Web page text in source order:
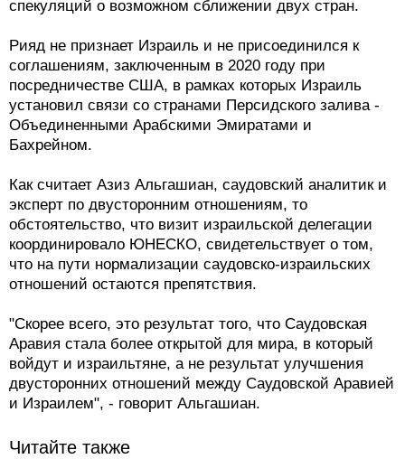
спекуляций о возможном сближении двух стран.
Рияд не признает Израиль и не присоединился к
соглашениям, заключенным в 2020 году при
посредничестве США, в рамках которых Израиль
установил связи со странами Персидского залива -
Объединенными Арабскими Эмиратами и
Бахрейном.
Как считает Азиз Альгашиан, саудовский аналитик и
эксперт по двусторонним отношениям, то
обстоятельство, что визит израильской делегации
координировало ЮНЕСКО, свидетельствует о том,
что на пути нормализации саудовско-израильских
отношений остаются препятствия.
"Скорее всего, это результат того, что Саудовская
Аравия стала более открытой для мира, в который
войдут и израильтяне, а не результат улучшения
двусторонних отношений между Саудовской Аравией
и Израилем", - говорит Альгашиан.
Читайте также